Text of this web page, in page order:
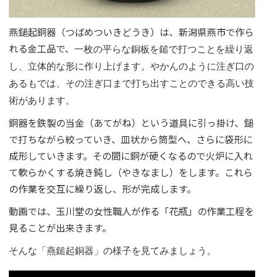
燕鎚起銅器（つばめついきどうき）は、新潟県燕市で作ら
れる金工品で、
一枚の平らな銅板を鎚で打つことを繰り返
し、立体的な形に作り上げます。やかんのように注ぎ口の
あるもでは、その注ぎ口まで打ち出すことのできる高い技
術があります。
銅器を鉄製の当金（あてがね）という道具に引っ掛け、鎚
で打ちながら絞っていき、皿状から筒型へ、さらに袋形に
成形していきます。その間に銅が硬くなるので火炉に入れ
て軟らかくする焼き鈍し（やきなまし）をします。これら
の作業を交互に繰り返し、形が完成します。
動画では、玉川堂の女性職人が作る「花瓶」の作業工程を
見ることが出来きます。
そんな「燕鎚起銅器」の様子を見てみましょう。